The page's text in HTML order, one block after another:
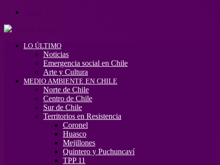
LO ÚLTIMO
Noticias
Emergencia social en Chile
Arte y Cultura
MEDIO AMBIENTE EN CHILE
Norte de Chile
Centro de Chile
Sur de Chile
Territorios en Resistencia
Coronel
Huasco
Mejillones
Quintero y Puchuncaví
TPP 11